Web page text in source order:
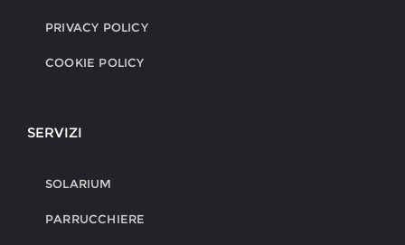
PRIVACY POLICY
COOKIE POLICY
SERVIZI
SOLARIUM
PARRUCCHIERE